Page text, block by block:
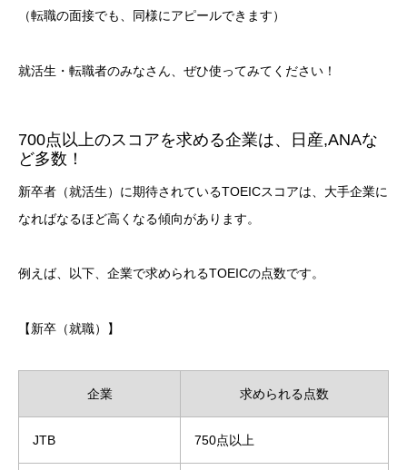
（転職の面接でも、同様にアピールできます）
就活生・転職者のみなさん、ぜひ使ってみてください！
700点以上のスコアを求める企業は、日産,ANAな
ど多数！
新卒者（就活生）に期待されているTOEICスコアは、大手企業に
なればなるほど高くなる傾向があります。
例えば、以下、企業で求められるTOEICの点数です。
【新卒（就職）】
企業 求められる点数
JTB 750点以上